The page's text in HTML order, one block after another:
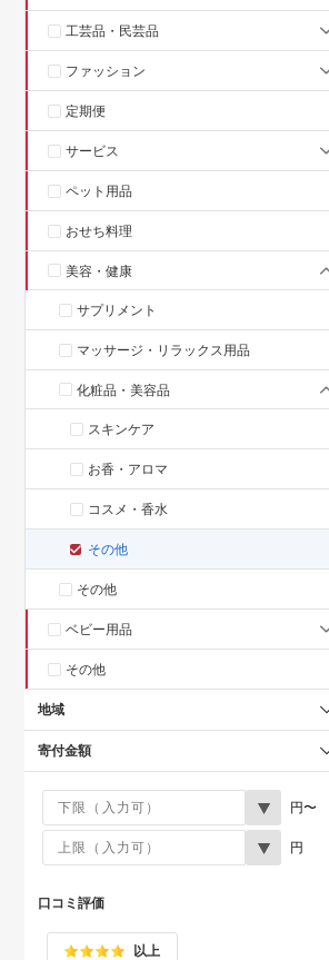
工芸品・民芸品
ファッション
定期便
サービス
ペット用品
おせち料理
美容・健康
サプリメント
マッサージ・リラックス用品
化粧品・美容品
スキンケア
お香・アロマ
コスメ・香水
その他
その他
ベビー用品
その他
地域
寄付金額
円〜
円
口コミ評価
以上